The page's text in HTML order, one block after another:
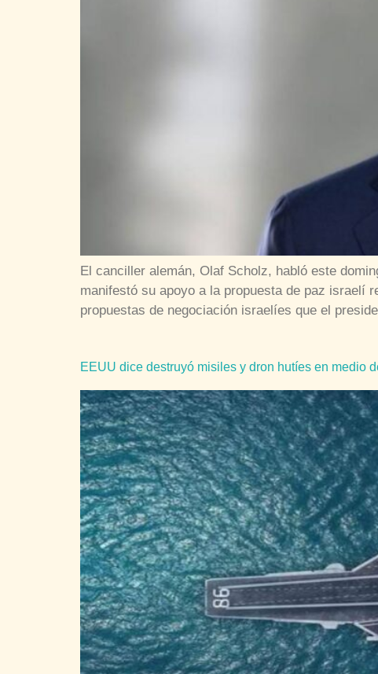
El canciller alemán, Olaf Scholz, habló este
manifestó su apoyo a la propuesta de paz israelí
propuestas de negociación israelíes que el
EEUU dice destruyó misiles y dron hutíes en medio